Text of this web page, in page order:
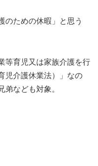
ための休暇」と思う
等育児又は家族介護を行
児介護休業法）」なの
弟なども対象。